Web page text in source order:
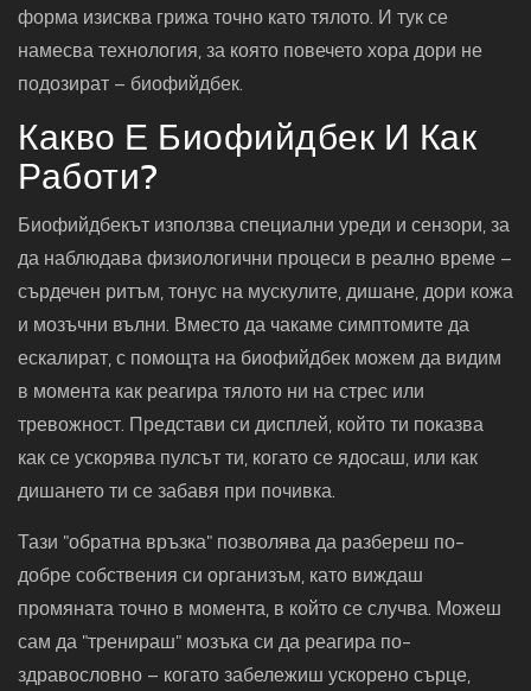
форма изисква грижа точно като тялото. И тук се
намесва технология, за която повечето хора дори не
подозират – биофийдбек.
Какво Е Биофийдбек И Как
Работи?
Биофийдбекът използва специални уреди и сензори, за
да наблюдава физиологични процеси в реално време –
сърдечен ритъм, тонус на мускулите, дишане, дори кожа
и мозъчни вълни. Вместо да чакаме симптомите да
ескалират, с помощта на биофийдбек можем да видим
в момента как реагира тялото ни на стрес или
тревожност. Представи си дисплей, който ти показва
как се ускорява пулсът ти, когато се ядосаш, или как
дишането ти се забавя при почивка.
Тази "обратна връзка" позволява да разбереш по-
добре собствения си организъм, като виждаш
промяната точно в момента, в който се случва. Можеш
сам да "тренираш" мозъка си да реагира по-
здравословно – когато забележиш ускорено сърце,